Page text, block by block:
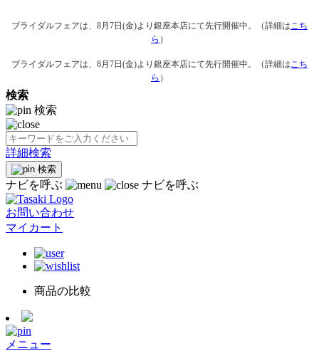
ブライダルフェアは、8月7日(金)より銀座本店にて先行開催中。（詳細はこち
ら ）
ブライダルフェアは、8月7日(金)より銀座本店にて先行開催中。（詳細はこち
ら ）
検索
検索
詳細検索
検索
ナビを呼ぶ ナビを呼ぶ
お問い合わせ
マイカート
商品の比較
メニュー